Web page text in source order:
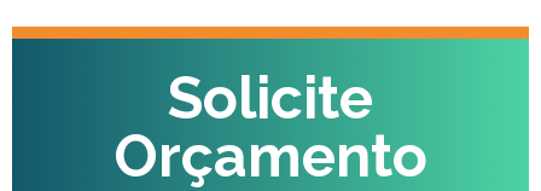
Solicite
Orçamento